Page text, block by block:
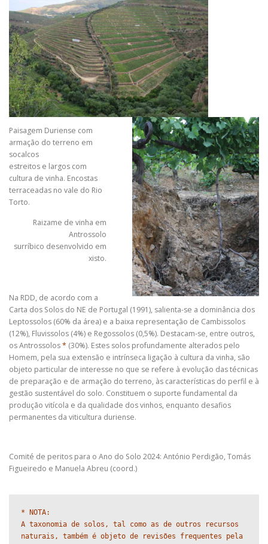
Paisagem Duriense com
armação do terreno em
socalcos
estreitos e largos com
cultura de vinha. Encostas
terraceadas no vale do Rio
Torto.
Raizame de vinha em
Antrossolo
surríbico desenvolvido em
xisto.
Na RDD, de acordo com a
Carta dos Solos do NE de Portugal (1991), salienta-se a dominância dos
Leptossolos (60% da área) e a baixa representação de Cambissolos
(12%), Fluvissolos (4%) e Regossolos (0,5%). Destacam-se, entre outros,
os Antrossolos* (30%). Estes solos profundamente alterados pelo
Homem, pela sua extensão e intrínseca ligação à cultura da vinha, são
objeto particular de interesse no que se refere à evolução das técnicas
de preparação e de armação do terreno, às características do perfil e à
gestão sustentável do solo. Constituem o suporte fundamental da
produção vitícola e da qualidade dos vinhos, enquanto desafios
permanentes da viticultura duriense.
Comité de peritos para o Ano do Solo 2024: António Perdigão, Tomás
Figueiredo e Manuela Abreu (coord.)
* NOTA:
A taxonomia de solos, tal como as de outros recursos
naturais, também é objeto de revisões frequentes pela